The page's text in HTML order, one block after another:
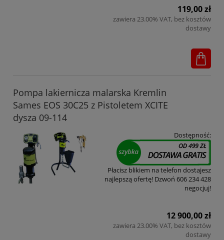
119,00 zł
zawiera 23.00% VAT, bez kosztów
dostawy
Pompa lakiernicza malarska Kremlin
Sames EOS 30C25 z Pistoletem XCITE
dysza 09-114
Dostępność:
Płacisz blikiem na telefon dostajesz
najlepszą ofertę! Dzwoń 606 234 428
negocjuj!
12 900,00 zł
zawiera 23.00% VAT, bez kosztów
dostawy